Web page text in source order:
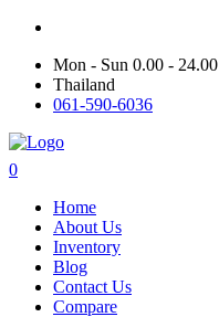
Mon - Sun 0.00 - 24.00
Thailand
061-590-6036
0
Home
About Us
Inventory
Blog
Contact Us
Compare